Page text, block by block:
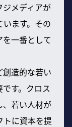
ジメディアが
ます。その
一番として
造的な若い
す。クロス
、若い人材が
トに資本を提